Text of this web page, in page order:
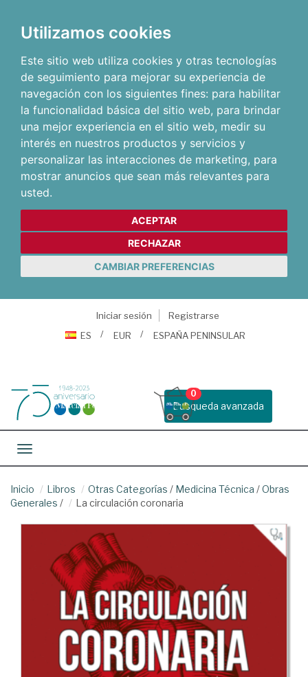
Utilizamos cookies
Este sitio web utiliza cookies y otras tecnologías
de seguimiento para mejorar su experiencia de
navegación con los siguientes fines: para habilitar
la funcionalidad básica del sitio web, para brindar
una mejor experiencia en el sitio web, medir su
interés en nuestros productos y servicios y
personalizar las interacciones de marketing, para
mostrar anuncios que sean más relevantes para
usted.
ACEPTAR
RECHAZAR
CAMBIAR PREFERENCIAS
Iniciar sesión
Registrarse
ES
EUR ESPAÑA PENINSULAR
Busqueda avanzada
0
Toggle navigation
Inicio Libros Otras Categorías / Medicina Técnica /Obras
Generales / La circulación coronaria